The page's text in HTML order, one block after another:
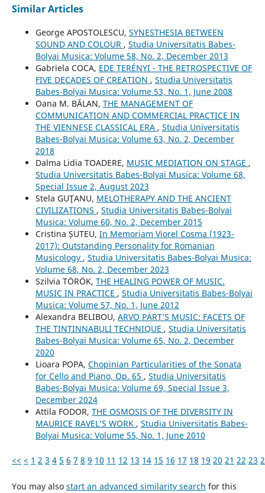
Similar Articles
George APOSTOLESCU, SYNESTHESIA BETWEEN
SOUND AND COLOUR , Studia Universitatis Babes-
Bolyai Musica: Volume 58, No. 2, December 2013
Gabriela COCA, EDE TERÉNYI - THE RETROSPECTIVE OF
FIVE DECADES OF CREATION , Studia Universitatis
Babes-Bolyai Musica: Volume 53, No. 1, June 2008
Oana M. BĂLAN, THE MANAGEMENT OF
COMMUNICATION AND COMMERCIAL PRACTICE IN
THE VIENNESE CLASSICAL ERA , Studia Universitatis
Babes-Bolyai Musica: Volume 63, No. 2, December
2018
Dalma Lidia TOADERE, MUSIC MEDIATION ON STAGE ,
Studia Universitatis Babes-Bolyai Musica: Volume 68,
Special Issue 2, August 2023
Stela GUŢANU, MELOTHERAPY AND THE ANCIENT
CIVILIZATIONS , Studia Universitatis Babes-Bolyai
Musica: Volume 60, No. 2, December 2015
Cristina ȘUTEU, In Memoriam Viorel Cosma (1923-
2017): Outstanding Personality for Romanian
Musicology , Studia Universitatis Babes-Bolyai Musica:
Volume 68, No. 2, December 2023
Szilvia TÖRÖK, THE HEALING POWER OF MUSIC.
MUSIC IN PRACTICE , Studia Universitatis Babes-Bolyai
Musica: Volume 57, No. 1, June 2012
Alexandra BELIBOU, ARVO PÄRT’S MUSIC: FACETS OF
THE TINTINNABULI TECHNIQUE , Studia Universitatis
Babes-Bolyai Musica: Volume 65, No. 2, December
2020
Lioara POPA, Chopinian Particularities of the Sonata
for Cello and Piano, Op. 65 , Studia Universitatis
Babes-Bolyai Musica: Volume 69, Special Issue 3,
December 2024
Attila FODOR, THE OSMOSIS OF THE DIVERSITY IN
MAURICE RAVEL’S WORK , Studia Universitatis Babes-
Bolyai Musica: Volume 55, No. 1, June 2010
<< < 1 2 3 4 5 6 7 8 9 10 11 12 13 14 15 16 17 18 19 20 21 22 23
You may also start an advanced similarity search for this